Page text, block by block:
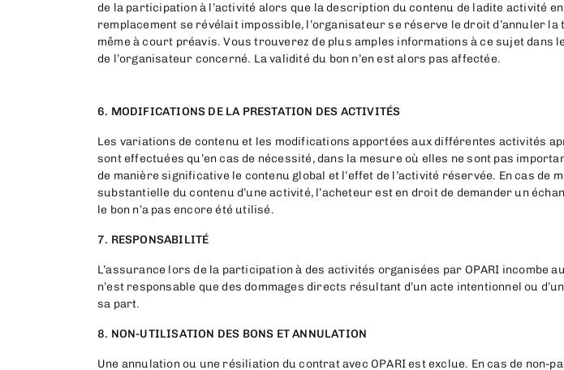
de la participation à l’activité alors que la description du contenu de ladite activité
remplacement se révélait impossible, l’organisateur se réserve le droit d’annuler la
même à court préavis. Vous trouverez de plus amples informations à ce sujet dans
de l’organisateur concerné. La validité du bon n’en est alors pas affectée.
6. MODIFICATIONS DE LA PRESTATION DES ACTIVITÉS
Les variations de contenu et les modifications apportées aux différentes activités
sont effectuées qu’en cas de nécessité, dans la mesure où elles ne sont pas
de manière significative le contenu global et l’effet de l’activité réservée. En cas de
substantielle du contenu d’une activité, l’acheteur est en droit de demander un
le bon n’a pas encore été utilisé.
7. RESPONSABILITÉ
L’assurance lors de la participation à des activités organisées par OPARI incombe
n’est responsable que des dommages directs résultant d’un acte intentionnel ou
sa part.
8. NON-UTILISATION DES BONS ET ANNULATION
Une annulation ou une résiliation du contrat avec OPARI est exclue. En cas de non-